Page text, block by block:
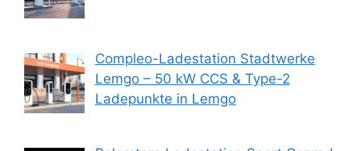
Compleo-Ladestation Stadtwerke
Lemgo – 50 kW CCS & Type-2
Ladepunkte in Lemgo